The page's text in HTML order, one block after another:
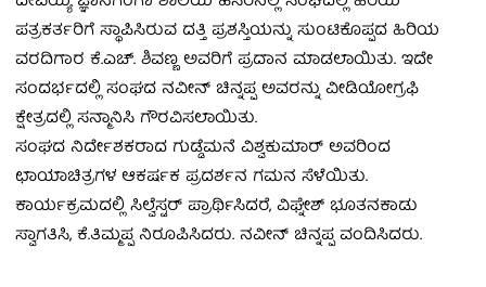
ಪತ್ರಕರ್ತರಿಗೆ ಸ್ಥಾಪಿಸಿರುವ ದತ್ತಿ ಪ್ರಶಸ್ತಿಯನ್ನು ಸುಂಟಿಕೊಪ್ಪದ ಹಿರಿಯ
ವರದಿಗಾರ ಕೆ.ಎಚ್. ಶಿವಣ್ಣ ಅವರಿಗೆ ಪ್ರದಾನ ಮಾಡಲಾಯಿತು. ಇದೇ
ಸಂದರ್ಭದಲ್ಲಿ ಸಂಘದ ನವೀನ್ ಚಿನ್ನಪ್ಪ ಅವರನ್ನು ವೀಡಿಯೋಗ್ರಫಿ
ಕ್ಷೇತ್ರದಲ್ಲಿ ಸನ್ಮಾನಿಸಿ ಗೌರವಿಸಲಾಯಿತು.
ಸಂಘದ ನಿರ್ದೇಶಕರಾದ ಗುಡ್ಡೆಮನೆ ವಿಶ್ವಕುಮಾರ್ ಅವರಿಂದ
ಛಾಯಾಚಿತ್ರಗಳ ಆಕರ್ಷಕ ಪ್ರದರ್ಶನ ಗಮನ ಸೆಳೆಯಿತು.
ಕಾರ್ಯಕ್ರಮದಲ್ಲಿ ಸಿಲ್ವೆಸ್ಟರ್ ಪ್ರಾರ್ಥಿಸಿದರೆ, ವಿಘ್ನೇಶ್ ಭೂತನಕಾಡು
ಸ್ವಾಗತಿಸಿ, ಕೆ.ತಿಮ್ಮಪ್ಪ ನಿರೂಪಿಸಿದರು. ನವೀನ್ ಚಿನ್ನಪ್ಪ ವಂದಿಸಿದರು.